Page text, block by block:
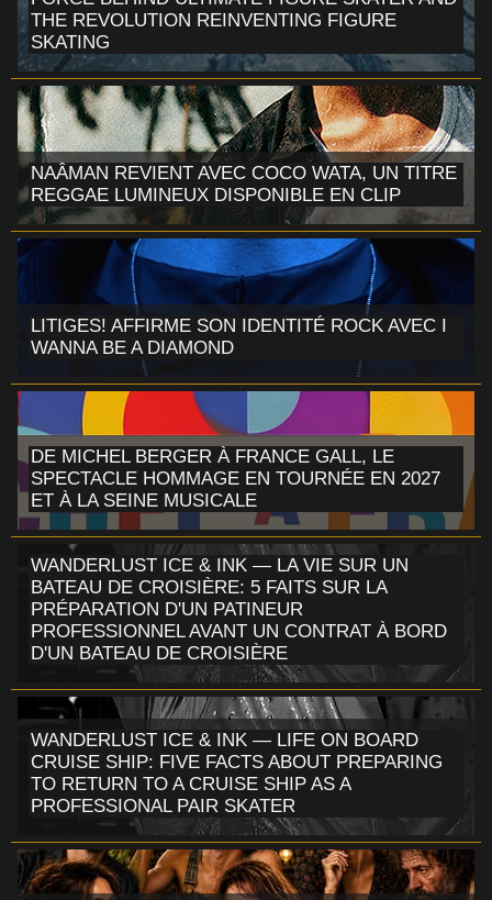
THE REVOLUTION REINVENTING FIGURE
SKATING
NAÂMAN REVIENT AVEC COCO WATA, UN TITRE
REGGAE LUMINEUX DISPONIBLE EN CLIP
LITIGES! AFFIRME SON IDENTITÉ ROCK AVEC I
WANNA BE A DIAMOND
DE MICHEL BERGER À FRANCE GALL, LE
SPECTACLE HOMMAGE EN TOURNÉE EN 2027
ET À LA SEINE MUSICALE
WANDERLUST ICE & INK — LA VIE SUR UN
BATEAU DE CROISIÈRE: 5 FAITS SUR LA
PRÉPARATION D'UN PATINEUR
PROFESSIONNEL AVANT UN CONTRAT À BORD
D'UN BATEAU DE CROISIÈRE
WANDERLUST ICE & INK — LIFE ON BOARD
CRUISE SHIP: FIVE FACTS ABOUT PREPARING
TO RETURN TO A CRUISE SHIP AS A
PROFESSIONAL PAIR SKATER